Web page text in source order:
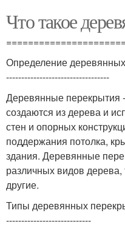
Что такое
Определение
----------------------------------
Деревянные перекрытия
создаются из дерева и
стен и опорных
поддержания потолка,
здания. Деревянные
различных видов дерева,
другие.
Типы деревянных
----------------------------